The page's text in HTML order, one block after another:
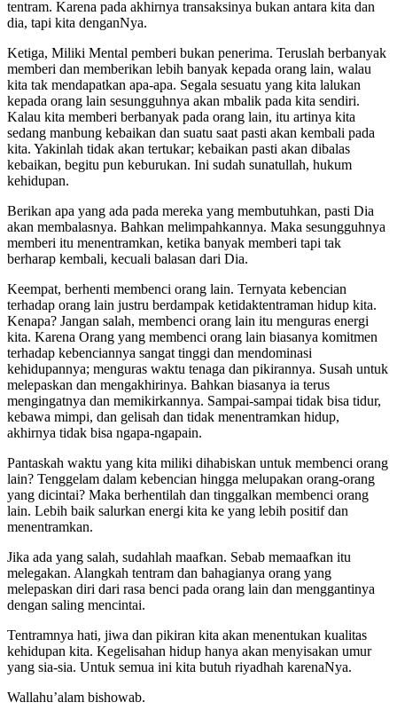
tentram. Karena pada akhirnya transaksinya bukan antara kita dan
dia, tapi kita denganNya.
Ketiga, Miliki Mental pemberi bukan penerima. Teruslah berbanyak
memberi dan memberikan lebih banyak kepada orang lain, walau
kita tak mendapatkan apa-apa. Segala sesuatu yang kita lalukan
kepada orang lain sesungguhnya akan mbalik pada kita sendiri.
Kalau kita memberi berbanyak pada orang lain, itu artinya kita
sedang manbung kebaikan dan suatu saat pasti akan kembali pada
kita. Yakinlah tidak akan tertukar; kebaikan pasti akan dibalas
kebaikan, begitu pun keburukan. Ini sudah sunatullah, hukum
kehidupan.
Berikan apa yang ada pada mereka yang membutuhkan, pasti Dia
akan membalasnya. Bahkan melimpahkannya. Maka sesungguhnya
memberi itu menentramkan, ketika banyak memberi tapi tak
berharap kembali, kecuali balasan dari Dia.
Keempat, berhenti membenci orang lain. Ternyata kebencian
terhadap orang lain justru berdampak ketidaktentraman hidup kita.
Kenapa? Jangan salah, membenci orang lain itu menguras energi
kita. Karena Orang yang membenci orang lain biasanya komitmen
terhadap kebenciannya sangat tinggi dan mendominasi
kehidupannya; menguras waktu tenaga dan pikirannya. Susah untuk
melepaskan dan mengakhirinya. Bahkan biasanya ia terus
mengingatnya dan memikirkannya. Sampai-sampai tidak bisa tidur,
kebawa mimpi, dan gelisah dan tidak menentramkan hidup,
akhirnya tidak bisa ngapa-ngapain.
Pantaskah waktu yang kita miliki dihabiskan untuk membenci orang
lain? Tenggelam dalam kebencian hingga melupakan orang-orang
yang dicintai? Maka berhentilah dan tinggalkan membenci orang
lain. Lebih baik salurkan energi kita ke yang lebih positif dan
menentramkan.
Jika ada yang salah, sudahlah maafkan. Sebab memaafkan itu
melegakan. Alangkah tentram dan bahagianya orang yang
melepaskan diri dari rasa benci pada orang lain dan menggantinya
dengan saling mencintai.
Tentramnya hati, jiwa dan pikiran kita akan menentukan kualitas
kehidupan kita. Kegelisahan hidup hanya akan menyisakan umur
yang sia-sia. Untuk semua ini kita butuh riyadhah karenaNya.
Wallahu’alam bishowab.